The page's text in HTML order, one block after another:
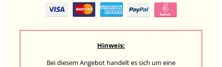
Hinweis:
Bei diesem Angebot handelt es sich um eine